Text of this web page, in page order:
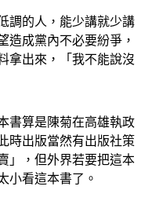
調的人，能少講就少講
造成黨內不必要紛爭，
拿出來，「我不能說沒
書算是陳菊在高雄執政
時出版當然有出版社策
」，但外界若要把這本
小看這本書了。